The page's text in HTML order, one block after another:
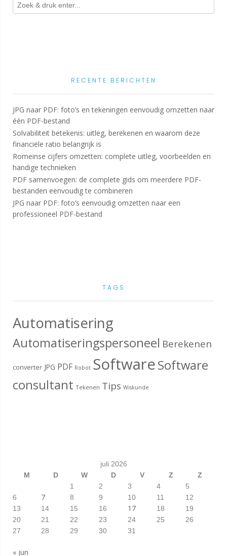
RECENTE BERICHTEN
JPG naar PDF: foto’s en tekeningen eenvoudig omzetten naar
één PDF-bestand
Solvabiliteit betekenis: uitleg, berekenen en waarom deze
financiële ratio belangrijk is
Romeinse cijfers omzetten: complete uitleg, voorbeelden en
handige technieken
PDF samenvoegen: de complete gids om meerdere PDF-
bestanden eenvoudig te combineren
JPG naar PDF: foto’s eenvoudig omzetten naar een
professioneel PDF-bestand
TAGS
Automatisering
Automatiseringspersoneel Berekenen
converter JPG PDF Robot SoftwareSoftware
consultant Tekenen Tips Wiskunde
juli 2026
M
D W D V Z
Z
1
2 3 4
5
6
7 8 9 10 11
12
13
14 15 16 17 18
19
20
21 22 23 24 25
26
27
28 29 30 31
« jun